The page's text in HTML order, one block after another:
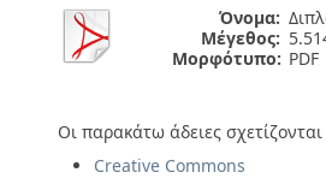
Όνομα:
Μέγεθος:
Μορφότυπο: PDF
Οι παρακάτω άδειες
Creative Commons